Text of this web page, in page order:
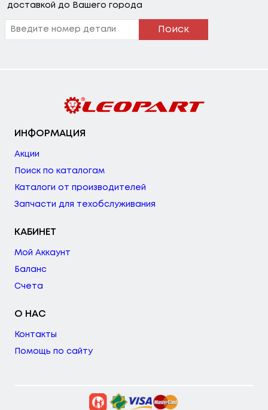
доставкой до Вашего города
Поиск
ИНФОРМАЦИЯ
Акции
Поиск по каталогам
Каталоги от производителей
Запчасти для техобслуживания
КАБИНЕТ
Мой Аккаунт
Баланс
Счета
О НАС
Контакты
Помощь по сайту